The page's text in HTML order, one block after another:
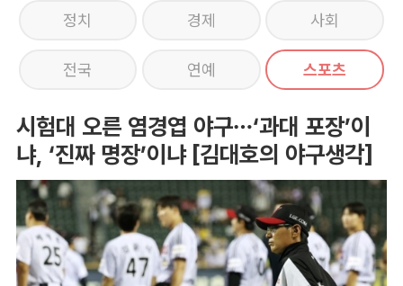
정치 경제 사회
전국 연예 스포츠
시험대 오른 염경엽 야구…‘과대 포장’이
냐, ‘진짜 명장’이냐 [김대호의 야구생각]